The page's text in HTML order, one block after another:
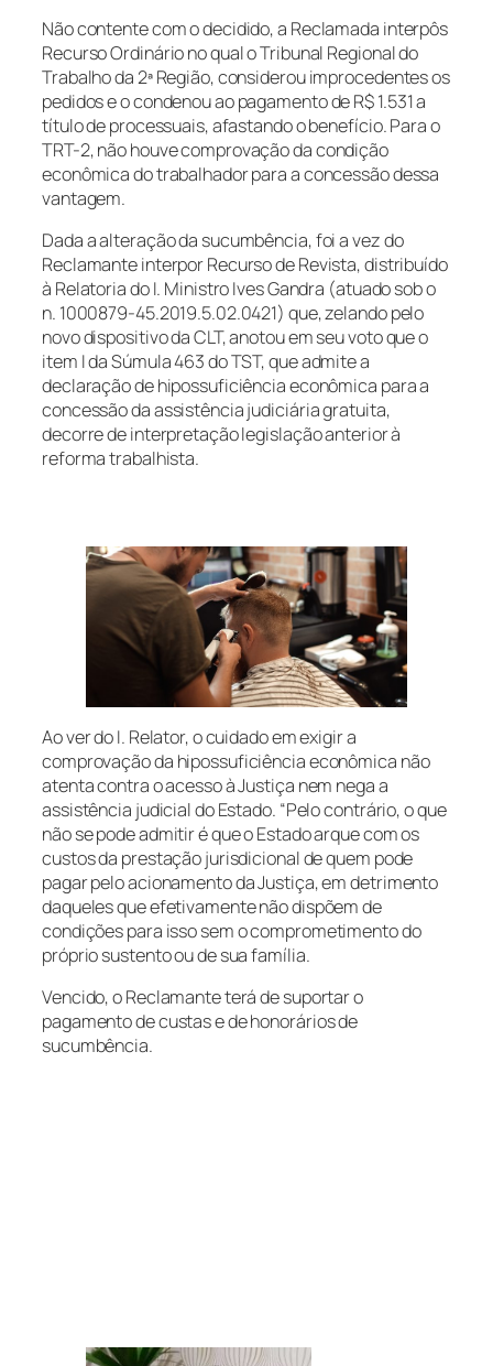
Não contente com o decidido, a Reclamada interpôs
Recurso Ordinário no qual o Tribunal Regional do
Trabalho da 2ª Região, considerou improcedentes os
pedidos e o condenou ao pagamento de R$ 1.531 a
título de processuais, afastando o benefício. Para o
TRT-2, não houve comprovação da condição
econômica do trabalhador para a concessão dessa
vantagem.
Dada a alteração da sucumbência, foi a vez do
Reclamante interpor Recurso de Revista, distribuído
à Relatoria do I. Ministro Ives Gandra (atuado sob o
n. 1000879-45.2019.5.02.0421) que, zelando pelo
novo dispositivo da CLT, anotou em seu voto que o
item I da Súmula 463 do TST, que admite a
declaração de hipossuficiência econômica para a
concessão da assistência judiciária gratuita,
decorre de interpretação legislação anterior à
reforma trabalhista.
Ao ver do I. Relator, o cuidado em exigir a
comprovação da hipossuficiência econômica não
atenta contra o acesso à Justiça nem nega a
assistência judicial do Estado. “Pelo contrário, o que
não se pode admitir é que o Estado arque com os
custos da prestação jurisdicional de quem pode
pagar pelo acionamento da Justiça, em detrimento
daqueles que efetivamente não dispõem de
condições para isso sem o comprometimento do
próprio sustento ou de sua família.
Vencido, o Reclamante terá de suportar o
pagamento de custas e de honorários de
sucumbência.